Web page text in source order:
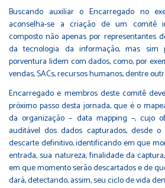
Buscando auxiliar o Encarregado no
aconselha-se a criação de um comitê
composto não apenas por representantes
da tecnologia da informação, mas
porventura lidem com dados, como, por
vendas, SACs, recursos humanos, dentre
Encarregado e membros deste comitê
próximo passo desta jornada, que é o
da organização – data mapping –, cujo
auditável dos dados capturados, desde
descarte definitivo, identificando em que
entrada, sua natureza, finalidade da
em que momento serão descartados e de
dará, detectando, assim, seu ciclo de vida